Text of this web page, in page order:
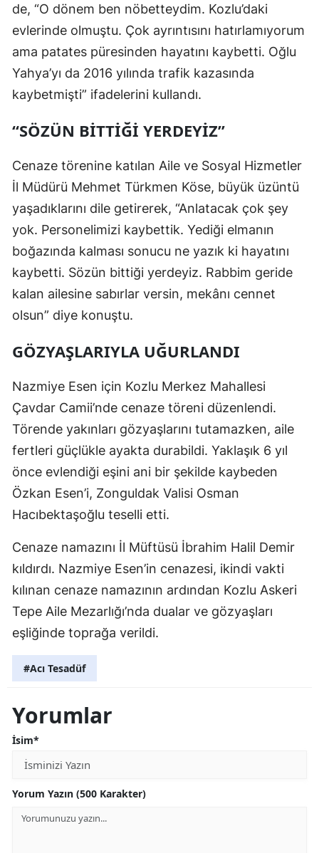
de, “O dönem ben nöbetteydim. Kozlu’daki
evlerinde olmuştu. Çok ayrıntısını hatırlamıyorum
ama patates püresinden hayatını kaybetti. Oğlu
Yahya’yı da 2016 yılında trafik kazasında
kaybetmişti” ifadelerini kullandı.
“SÖZÜN BİTTİĞİ YERDEYİZ”
Cenaze törenine katılan Aile ve Sosyal Hizmetler
İl Müdürü Mehmet Türkmen Köse, büyük üzüntü
yaşadıklarını dile getirerek, “Anlatacak çok şey
yok. Personelimizi kaybettik. Yediği elmanın
boğazında kalması sonucu ne yazık ki hayatını
kaybetti. Sözün bittiği yerdeyiz. Rabbim geride
kalan ailesine sabırlar versin, mekânı cennet
olsun” diye konuştu.
GÖZYAŞLARIYLA UĞURLANDI
Nazmiye Esen için Kozlu Merkez Mahallesi
Çavdar Camii’nde cenaze töreni düzenlendi.
Törende yakınları gözyaşlarını tutamazken, aile
fertleri güçlükle ayakta durabildi. Yaklaşık 6 yıl
önce evlendiği eşini ani bir şekilde kaybeden
Özkan Esen’i, Zonguldak Valisi Osman
Hacıbektaşoğlu teselli etti.
Cenaze namazını İl Müftüsü İbrahim Halil Demir
kıldırdı. Nazmiye Esen’in cenazesi, ikindi vakti
kılınan cenaze namazının ardından Kozlu Askeri
Tepe Aile Mezarlığı’nda dualar ve gözyaşları
eşliğinde toprağa verildi.
#Acı Tesadüf
Yorumlar
İsim*
Yorum Yazın (500 Karakter)